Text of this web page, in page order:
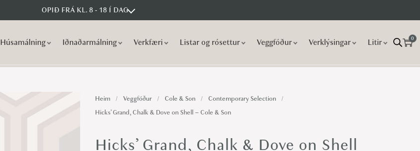
OPIÐ FRÁ KL. 8 - 18 Í DAG
Húsamálning Iðnaðarmálning Verkfæri Listar og rósettur Veggfóður Verklýsingar Litir 0
Hicks’ Grand, Chalk & Dove on Shell
Heim / Veggfóður / Cole & Son / Contemporary Selection
/
Hicks’ Grand, Chalk & Dove on Shell – Cole & Son